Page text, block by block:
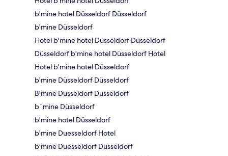
b'mine hotel Düsseldorf Düsseldorf
b'mine Düsseldorf
Hotel b'mine hotel Düsseldorf Düsseldorf
Düsseldorf b'mine hotel Düsseldorf Hotel
Hotel b'mine hotel Düsseldorf
b'mine Düsseldorf Düsseldorf
B'mine Dusseldorf Dusseldorf
b´mine Düsseldorf
b'mine hotel Düsseldorf
b'mine Duesseldorf Hotel
b'mine Duesseldorf Düsseldorf